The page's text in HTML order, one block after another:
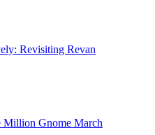
Revisiting Revan
Million Gnome March